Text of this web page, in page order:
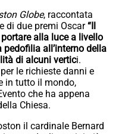
Globe, raccontata
di due premi Oscar“Il
alla luce a livello
all’interno della
di alcuni vertici.
le richieste danni e
in tutto il mondo,
che ha appena
Chiesa.
il cardinale Bernard